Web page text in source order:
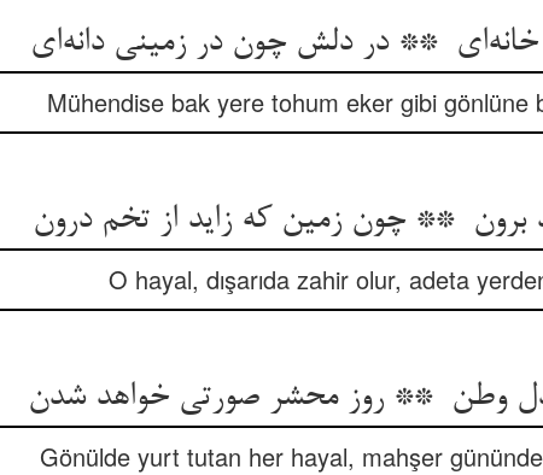
Mühendise bak yere tohum eker gibi gönlüne
O hayal, dışarıda zahir olur, adeta
Gönülde yurt tutan her hayal, mahşer